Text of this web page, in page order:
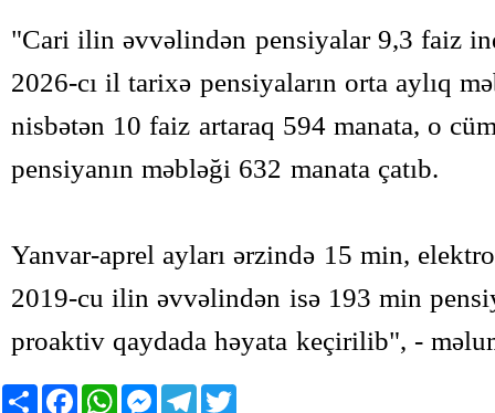
"Cari ilin əvvəlindən pensiyalar 9,3 faiz
2026-cı il tarixə pensiyaların orta aylıq
nisbətən 10 faiz artaraq 594 manata, o
pensiyanın məbləği 632 manata çatıb.
Yanvar-aprel ayları ərzində 15 min,
2019-cu ilin əvvəlindən isə 193 min
proaktiv qaydada həyata keçirilib", -
ShareFacebookWhatsApp
Messenger
Telegram